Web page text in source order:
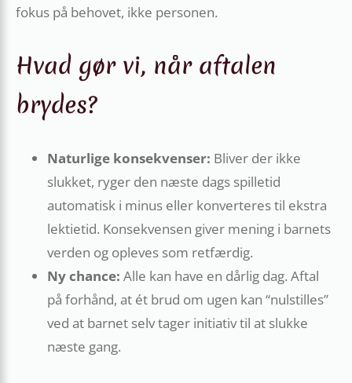
fokus på behovet, ikke personen.
Hvad gør vi, når aftalen
brydes?
Naturlige konsekvenser: Bliver der ikke
slukket, ryger den næste dags spilletid
automatisk i minus eller konverteres til ekstra
lektietid. Konsekvensen giver mening i barnets
verden og opleves som retfærdig.
Ny chance: Alle kan have en dårlig dag. Aftal
på forhånd, at ét brud om ugen kan “nulstilles”
ved at barnet selv tager initiativ til at slukke
næste gang.